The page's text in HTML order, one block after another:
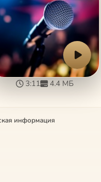
3:11 4.4 МБ
информация